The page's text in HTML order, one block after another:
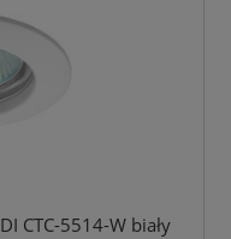
CTC-5514-W biały